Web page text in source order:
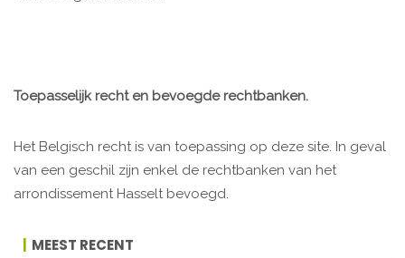
Toepasselijk recht en bevoegde rechtbanken.
Het Belgisch recht is van toepassing op deze site. In geval
van een geschil zijn enkel de rechtbanken van het
arrondissement Hasselt bevoegd.
MEEST RECENT